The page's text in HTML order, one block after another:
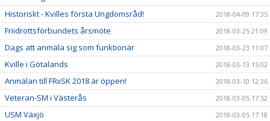
Historiskt - Kvilles första Ungdomsråd! 2018-04-09 17:35
Friidrottsförbundets årsmöte 2018-03-25 21:09
Dags att anmäla sig som funktionär 2018-03-23 11:07
Kville i Götalands 2018-03-13 15:02
Anmälan till FRiiSK 2018 är öppen! 2018-03-10 12:36
Veteran-SM i Västerås 2018-03-05 17:52
USM Växjö 2018-03-05 17:18